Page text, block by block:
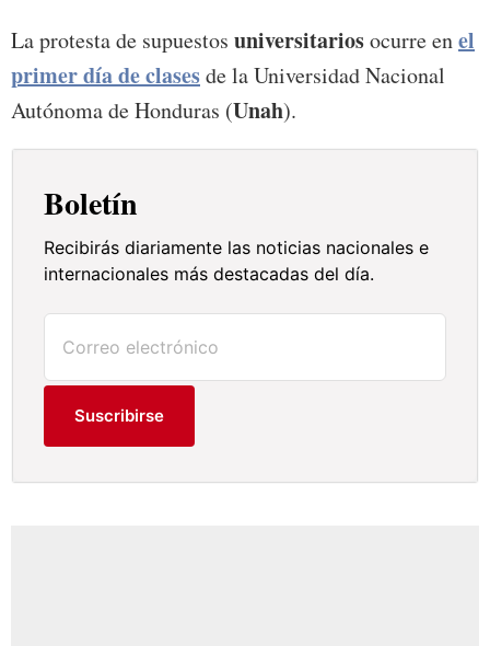
La protesta de supuestos universitariosocurre enel
primer día de clasesde la Universidad Nacional
Autónoma de Honduras (Unah).
Boletín
Recibirás diariamente las noticias nacionales e
internacionales más destacadas del día.
Suscribirse